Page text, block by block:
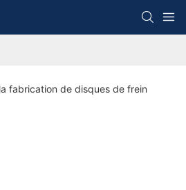
fabrication de disques de frein